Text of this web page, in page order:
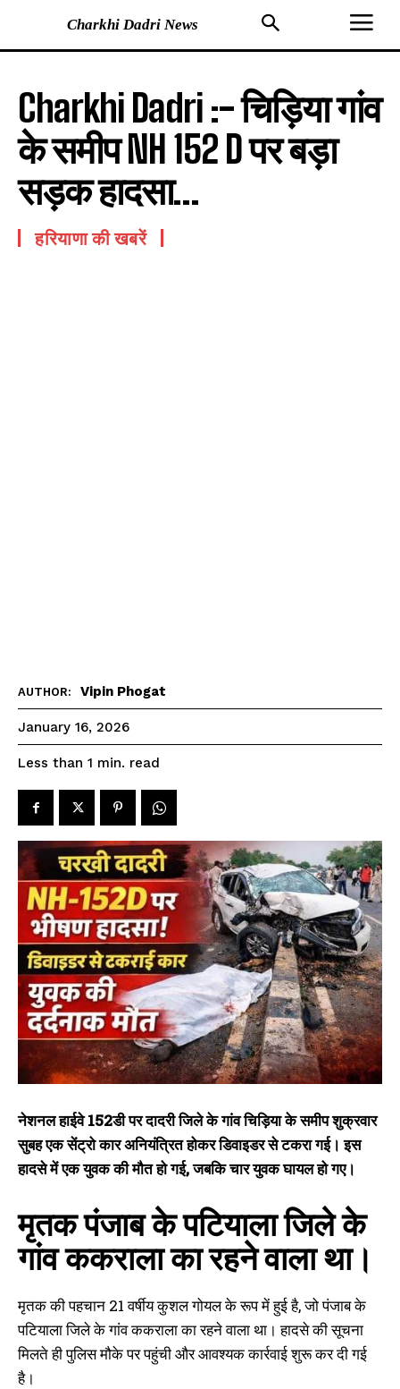
Charkhi Dadri News
Charkhi Dadri :- चिड़िया गांव
के समीप NH 152 D पर बड़ा
सड़क हादसा…
हरियाणा की खबरें
AUTHOR: Vipin Phogat
January 16, 2026
Less than 1 min. read
नेशनल हाईवे 152डी पर दादरी जिले के गांव चिड़िया के समीप शुक्रवार
सुबह एक सेंट्रो कार अनियंत्रित होकर डिवाइडर से टकरा गई। इस
हादसे में एक युवक की मौत हो गई, जबकि चार युवक घायल हो गए।
मृतक पंजाब के पटियाला जिले के
गांव ककराला का रहने वाला था।
मृतक की पहचान 21 वर्षीय कुशल गोयल के रूप में हुई है, जो पंजाब के
पटियाला जिले के गांव ककराला का रहने वाला था। हादसे की सूचना
मिलते ही पुलिस मौके पर पहुंची और आवश्यक कार्रवाई शुरू कर दी गई
है।